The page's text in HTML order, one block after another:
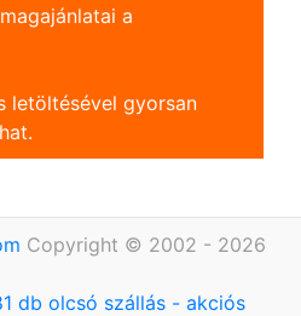
a
letöltésével gyorsan
Copyright © 2002 - 2026
db olcsó szállás - akciós